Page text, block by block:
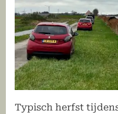
Typisch herfst